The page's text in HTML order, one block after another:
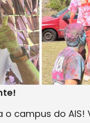
campus do AIS!